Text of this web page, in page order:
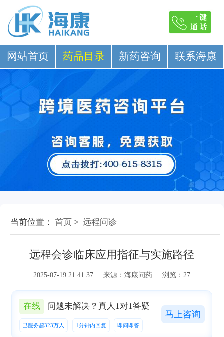
网站首页 药品目录 新药咨询 联系海康
当前位置： 首页 > 远程问诊
远程会诊临床应用指征与实施路径
2025-07-19 21:41:37 来源：海康问药 浏览：27
在线 问题未解决？真人1对1答疑
已服务超323万人 1分钟内回复 即问即答
马上咨询